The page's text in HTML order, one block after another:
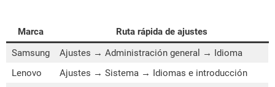
Marca
Ruta rápida de ajustes
Samsung
Ajustes → Administración general → Idioma
Lenovo
Ajustes → Sistema → Idiomas e introducción